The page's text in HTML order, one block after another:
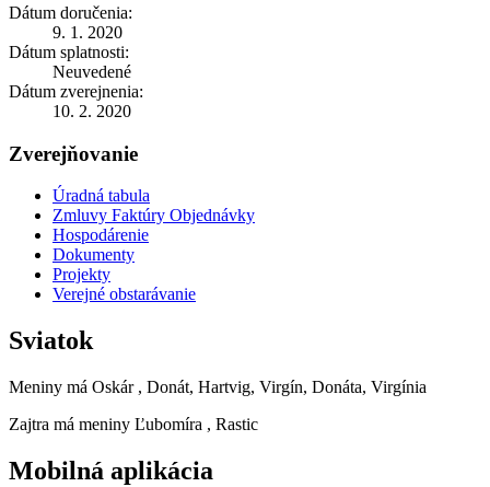
Dátum doručenia:
9. 1. 2020
Dátum splatnosti:
Neuvedené
Dátum zverejnenia:
10. 2. 2020
Zverejňovanie
Úradná tabula
Zmluvy Faktúry Objednávky
Hospodárenie
Dokumenty
Projekty
Verejné obstarávanie
Sviatok
Meniny má Oskár , Donát, Hartvig, Virgín, Donáta, Virgínia
Zajtra má meniny Ľubomíra , Rastic
Mobilná aplikácia